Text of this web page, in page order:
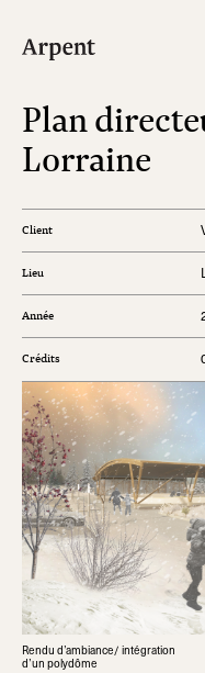
Plan
Lorraine
Client
Lieu
Année
Crédits
Rendu d’ambiance/ intégration
d’un polydôme